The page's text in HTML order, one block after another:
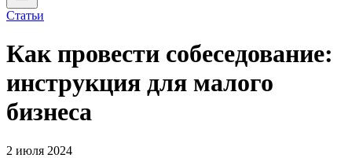
Статьи
Как провести собеседование:
инструкция для малого
бизнеса
2 июля 2024